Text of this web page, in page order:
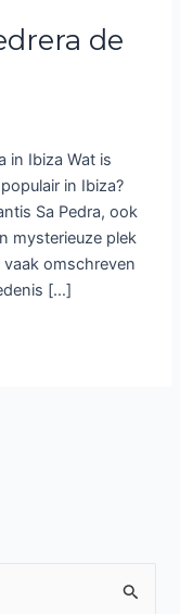
de
in Ibiza Wat is
in Ibiza?
Sa Pedra, ook
mysterieuze plek
omschreven
[…]